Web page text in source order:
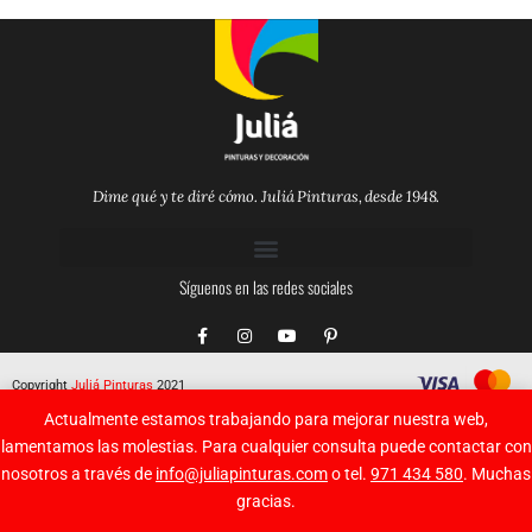
Actualmente estamos trabajando para mejorar nuestra web,
lamentamos las molestias. Para cualquier consulta puede contactar con
nosotros a través de info@juliapinturas.como tel. 971 434 580. Muchas
gracias.
Dime qué y te diré cómo. Juliá Pinturas, desde 1948.
Síguenos en las redes sociales
F
a
b
o
k
f
I
n
a
g
r
a
Y
o
u
e
P
i
e
e
s
-
Copyright Juliá Pinturas 2021